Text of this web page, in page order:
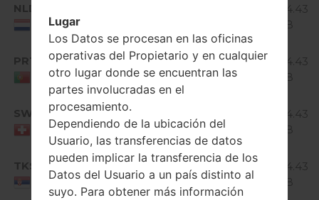
NLD
Netherlands
KitKat
934.43
MiB
PRT
Portugal
D373EU10D_00.kdz
Android
4.4.x
934.43
MiB
SWS
Switzerland
D373EU10D_00.kdz
4.4.x
KitKat
934.43
MiB
TKS
Serbia
D373EU10D_00.kdz
Android
4.4.x
KitKat
934.43
MiB
Lugar
Los Datos se procesan en las oficinas
operativas del Propietario y en cualquier
otro lugar donde se encuentran las
partes involucradas en el
procesamiento.
Dependiendo de la ubicación del
Usuario, las transferencias de datos
pueden implicar la transferencia de los
Datos del Usuario a un país distinto al
suyo. Para obtener más información